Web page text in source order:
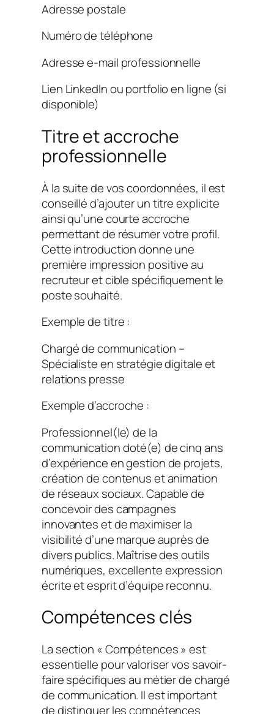
Adresse postale
Numéro de téléphone
Adresse e-mail professionnelle
Lien LinkedIn ou portfolio en ligne (si
disponible)
Titre et accroche
professionnelle
À la suite de vos coordonnées, il est
conseillé d’ajouter un titre explicite
ainsi qu’une courte accroche
permettant de résumer votre profil.
Cette introduction donne une
première impression positive au
recruteur et cible spécifiquement le
poste souhaité.
Exemple de titre :
Chargé de communication –
Spécialiste en stratégie digitale et
relations presse
Exemple d’accroche :
Professionnel(le) de la
communication doté(e) de cinq ans
d’expérience en gestion de projets,
création de contenus et animation
de réseaux sociaux. Capable de
concevoir des campagnes
innovantes et de maximiser la
visibilité d’une marque auprès de
divers publics. Maîtrise des outils
numériques, excellente expression
écrite et esprit d’équipe reconnu.
Compétences clés
La section « Compétences » est
essentielle pour valoriser vos savoir-
faire spécifiques au métier de chargé
de communication. Il est important
de distinguer les compétences